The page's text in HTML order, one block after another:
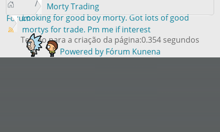
Forum
Morty Trading
Looking for good boy morty. Got lots of good
mortys for trade. Pm me if interest
Tempo para a criação da página:0.354 segundos
Powered by Fórum Kunena